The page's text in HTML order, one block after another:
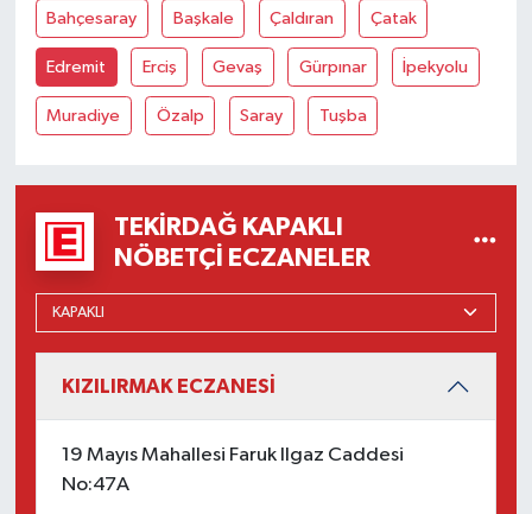
Bahçesaray Başkale Çaldıran Çatak
Edremit Erciş Gevaş Gürpınar İpekyolu
Muradiye Özalp Saray Tuşba
TEKIRDAĞ KAPAKLI
NÖBETÇI ECZANELER
KIZILIRMAK ECZANESİ
19 Mayıs Mahallesi Faruk Ilgaz Caddesi
No:47A